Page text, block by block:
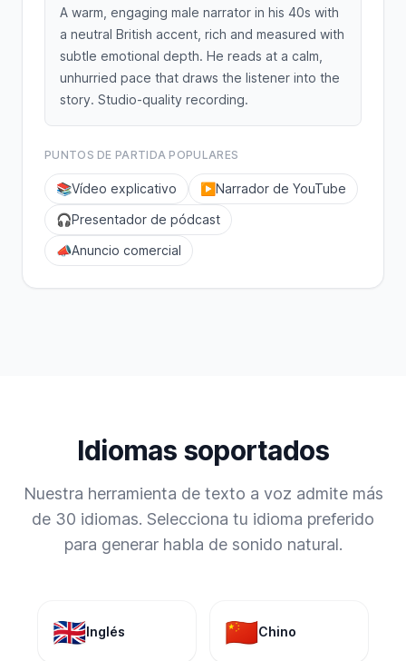
A warm, engaging male narrator in his 40s with
a neutral British accent, rich and measured with
subtle emotional depth. He reads at a calm,
unhurried pace that draws the listener into the
story. Studio-quality recording.
PUNTOS DE PARTIDA POPULARES
📚Vídeo explicativo ▶️ Narrador de YouTube
🎧Presentador de pódcast
📣Anuncio comercial
Idiomas soportados
Nuestra herramienta de texto a voz admite más
de 30 idiomas. Selecciona tu idioma preferido
para generar habla de sonido natural.
🇬🇧Inglés 🇨🇳Chino